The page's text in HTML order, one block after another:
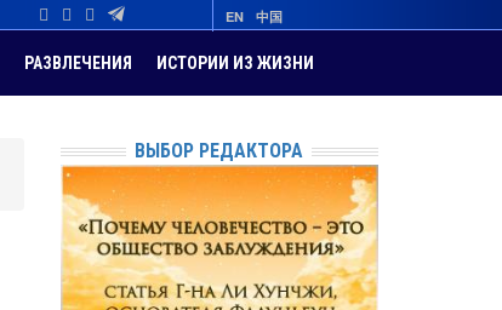
EN 中国
РАЗВЛЕЧЕНИЯ ИСТОРИИ ИЗ ЖИЗНИ
ВЫБОР РЕДАКТОРА